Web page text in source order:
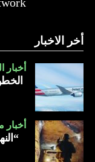
أخر الاخبار
أخبار
أخبار